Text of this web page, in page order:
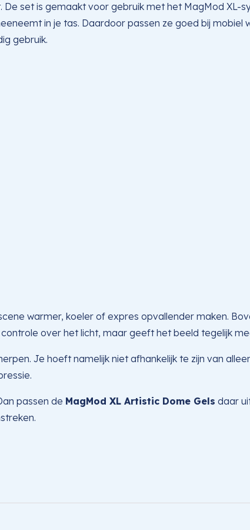
De set is gemaakt voor gebruik met het MagMod XL-
in je tas. Daardoor passen ze goed bij mobiel
gebruik.
warmer, koeler of expres opvallender maken.
over het licht, maar geeft het beeld tegelijk
Je hoeft namelijk niet afhankelijk te zijn van
passen de MagMod XL Artistic Dome Gels daar